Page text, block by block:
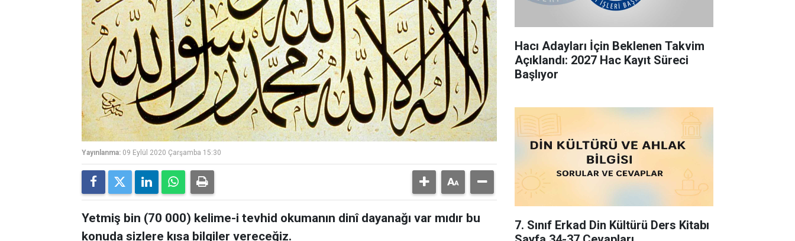
Yayınlanma: 09 Eylül 2020 Çarşamba 15:30
Yetmiş bin (70 000) kelime-i tevhid okumanın dinî dayanağı var mıdır bu
konuda sizlere kısa bilgiler vereceğiz.
Hacı Adayları İçin Beklenen Takvim
Açıklandı: 2027 Hac Kayıt Süreci
Başlıyor
7. Sınıf Erkad Din Kültürü Ders Kitabı